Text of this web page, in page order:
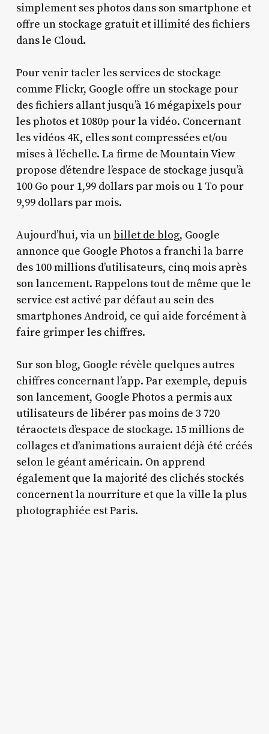
simplement ses photos dans son smartphone et
offre un stockage gratuit et illimité des fichiers
dans le Cloud.
Pour venir tacler les services de stockage
comme Flickr, Google offre un stockage pour
des fichiers allant jusqu’à 16 mégapixels pour
les photos et 1080p pour la vidéo. Concernant
les vidéos 4K, elles sont compressées et/ou
mises à l’échelle. La firme de Mountain View
propose d’étendre l’espace de stockage jusqu’à
100 Go pour 1,99 dollars par mois ou 1 To pour
9,99 dollars par mois.
Aujourd’hui, via unbillet de blog, Google
annonce que Google Photos a franchi la barre
des 100 millions d’utilisateurs, cinq mois après
son lancement. Rappelons tout de même que le
service est activé par défaut au sein des
smartphones Android, ce qui aide forcément à
faire grimper les chiffres.
Sur son blog, Google révèle quelques autres
chiffres concernant l’app. Par exemple, depuis
son lancement, Google Photos a permis aux
utilisateurs de libérer pas moins de 3 720
téraoctets d’espace de stockage. 15 millions de
collages et d’animations auraient déjà été créés
selon le géant américain. On apprend
également que la majorité des clichés stockés
concernent la nourriture et que la ville la plus
photographiée est Paris.